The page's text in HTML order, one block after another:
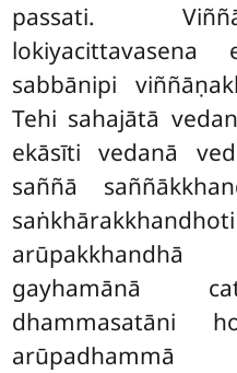
passati.
sabbānipi
Tehi sahajātā
ekāsīti vedanā
saññā
arūpakkhandhā
gayhamānā